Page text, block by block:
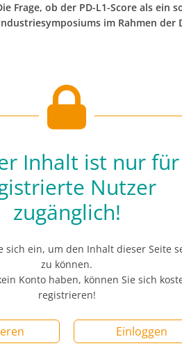
Frage, ob der PD-L1-Score als ein
im Rahmen der
Inhalt ist nur für
Nutzer
zugänglich!
sich ein, um den Inhalt dieser Seite
zu können.
Konto haben, können Sie sich
registrieren!
Einloggen